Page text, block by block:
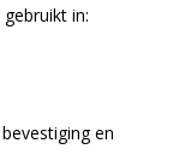
in:
en